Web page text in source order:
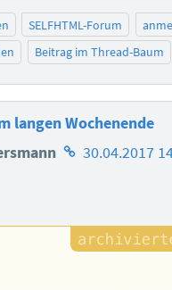
SELFHTML-Forum
Beitrag im Thread-Baum
langen Wochenende
Homepage
30.04.2017